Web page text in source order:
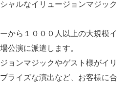
ャルなイリュージョンマジック
から１０００人以上の大規模イ
公演に派遣します。
ョンマジックやゲスト様がイリ
ライズな演出など、お客様に合